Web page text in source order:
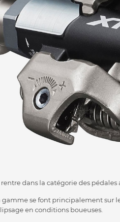
dans la catégorie des
gamme se font principalement sur
en conditions boueuses.